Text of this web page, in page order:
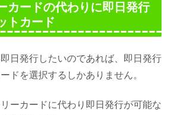
カードの代わりに即日発行
トカード
日発行したいのであれば、即日発行
ドを選択するしかありません。
ーカードに代わり即日発行が可能な